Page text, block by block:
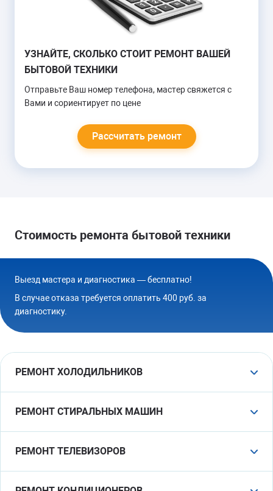
УЗНАЙТЕ, СКОЛЬКО СТОИТ РЕМОНТ ВАШЕЙ
БЫТОВОЙ ТЕХНИКИ
Отправьте Ваш номер телефона, мастер свяжется с
Вами и сориентирует по цене
Рассчитать ремонт
Стоимость ремонта бытовой техники
Выезд мастера и диагностика — бесплатно!
В случае отказа требуется оплатить 400 руб. за
диагностику.
РЕМОНТ ХОЛОДИЛЬНИКОВ
Чистка дренажа
Регулировка дверцы
от 900 руб.
10-20 минут
РЕМОНТ СТИРАЛЬНЫХ МАШИН
Замена кнопки
РЕМОНТ ТЕЛЕВИЗОРОВ
Ремонт блока питания